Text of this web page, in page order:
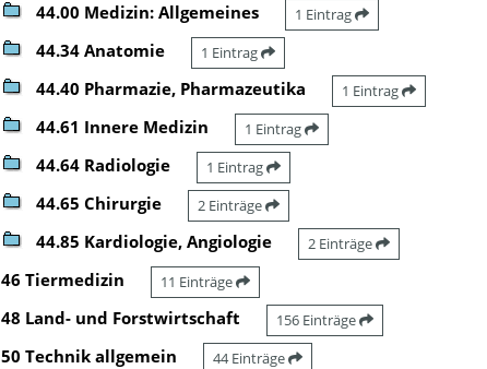
44.00 Medizin: Allgemeines 1 Eintrag
44.34 Anatomie 1 Eintrag
44.40 Pharmazie, Pharmazeutika 1 Eintrag
44.61 Innere Medizin 1 Eintrag
44.64 Radiologie 1 Eintrag
44.65 Chirurgie 2 Einträge
44.85 Kardiologie, Angiologie 2 Einträge
46 Tiermedizin 11 Einträge
48 Land- und Forstwirtschaft 156 Einträge
50 Technik allgemein 44 Einträge